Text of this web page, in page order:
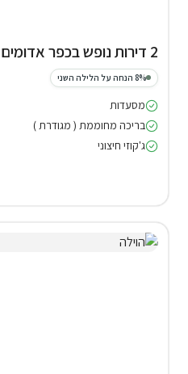
2 דירות נופש בכפר אדומים
8% הנחה על הלילה השני
מסעדות
בריכה מחוממת ( מגודרת )
ג'קוזי חיצוני